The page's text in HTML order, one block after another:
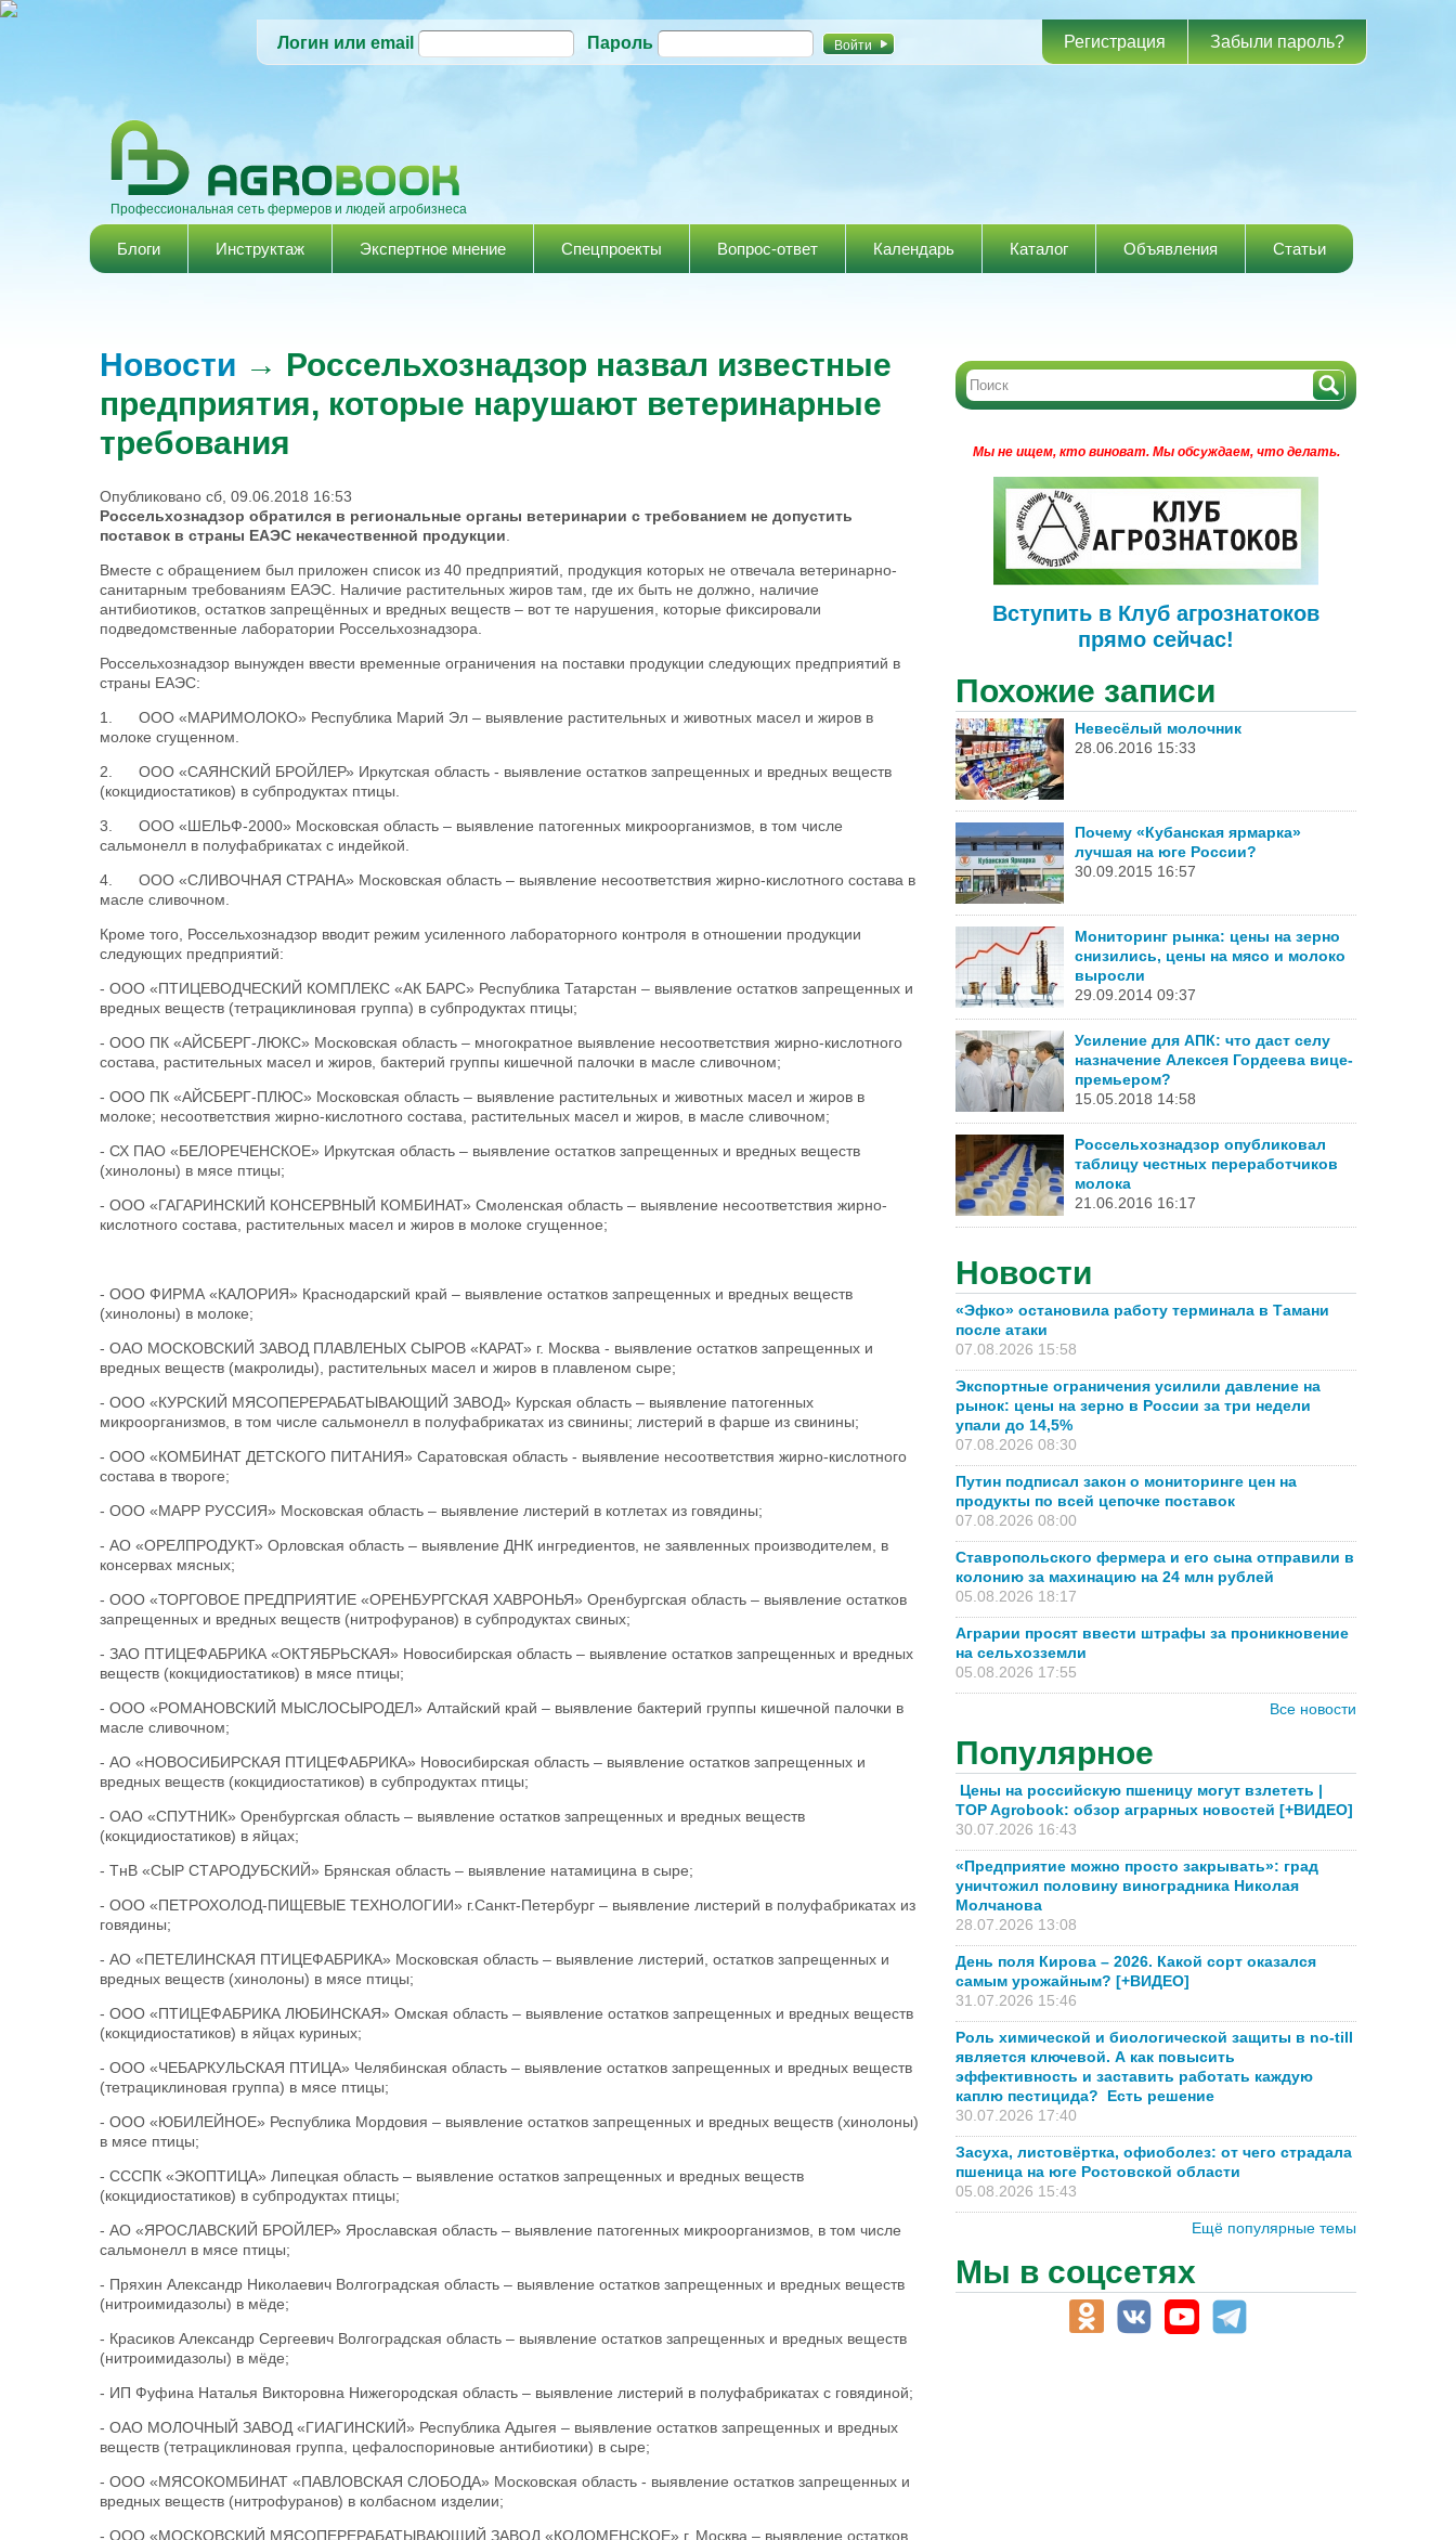
Перейти к
содержанию
Логин или email Пароль Регистрация Забыли пароль?
Профессиональная сеть фермеров и людей агробизнеса
Главное меню
Блоги Инструктаж Экспертное мнение Спецпроекты Вопрос-ответ Календарь Каталог Объявления Статьи
Новости → Россельхознадзор назвал известные
предприятия, которые нарушают ветеринарные
требования
Опубликовано сб, 09.06.2018 16:53
Россельхознадзор обратился в региональные органы ветеринарии с требованием не допустить
поставок в страны ЕАЭС некачественной продукции
Вместе с обращением был приложен список из 40 предприятий, продукция которых не отвечала ветеринарно-
санитарным требованиям ЕАЭС. Наличие растительных жиров там, где их быть не должно, наличие
антибиотиков, остатков запрещённых и вредных веществ – вот те нарушения, которые фиксировали
подведомственные лаборатории Россельхознадзора.
Россельхознадзор вынужден ввести временные ограничения на поставки продукции следующих предприятий в
страны ЕАЭС:
1. ООО «МАРИМОЛОКО» Республика Марий Эл – выявление растительных и животных масел и жиров в
молоке сгущенном.
2. ООО «САЯНСКИЙ БРОЙЛЕР» Иркутская область - выявление остатков запрещенных и вредных веществ
(кокцидиостатиков) в субпродуктах птицы.
3. ООО «ШЕЛЬФ-2000» Московская область – выявление патогенных микроорганизмов, в том числе
сальмонелл в полуфабрикатах с индейкой.
4. ООО «СЛИВОЧНАЯ СТРАНА» Московская область – выявление несоответствия жирно-кислотного состава в
масле сливочном.
Кроме того, Россельхознадзор вводит режим усиленного лабораторного контроля в отношении продукции
следующих предприятий:
- ООО «ПТИЦЕВОДЧЕСКИЙ КОМПЛЕКС «АК БАРС» Республика Татарстан – выявление остатков запрещенных и
вредных веществ (тетрациклиновая группа) в субпродуктах птицы;
- ООО ПК «АЙСБЕРГ-ЛЮКС» Московская область – многократное выявление несоответствия жирно-кислотного
состава, растительных масел и жиров, бактерий группы кишечной палочки в масле сливочном;
- ООО ПК «АЙСБЕРГ-ПЛЮС» Московская область – выявление растительных и животных масел и жиров в
молоке; несоответствия жирно-кислотного состава, растительных масел и жиров, в масле сливочном;
- СХ ПАО «БЕЛОРЕЧЕНСКОЕ» Иркутская область – выявление остатков запрещенных и вредных веществ
(хинолоны) в мясе птицы;
- ООО «ГАГАРИНСКИЙ КОНСЕРВНЫЙ КОМБИНАТ» Смоленская область – выявление несоответствия жирно-
кислотного состава, растительных масел и жиров в молоке сгущенное;
- ООО ФИРМА «КАЛОРИЯ» Краснодарский край – выявление остатков запрещенных и вредных веществ
(хинолоны) в молоке;
- ОАО МОСКОВСКИЙ ЗАВОД ПЛАВЛЕНЫХ СЫРОВ «КАРАТ» г. Москва - выявление остатков запрещенных и
вредных веществ (макролиды), растительных масел и жиров в плавленом сыре;
- ООО «КУРСКИЙ МЯСОПЕРЕРАБАТЫВАЮЩИЙ ЗАВОД» Курская область – выявление патогенных
микроорганизмов, в том числе сальмонелл в полуфабрикатах из свинины; листерий в фарше из свинины;
- ООО «КОМБИНАТ ДЕТСКОГО ПИТАНИЯ» Саратовская область - выявление несоответствия жирно-кислотного
состава в твороге;
- ООО «МАРР РУССИЯ» Московская область – выявление листерий в котлетах из говядины;
- АО «ОРЕЛПРОДУКТ» Орловская область – выявление ДНК ингредиентов, не заявленных производителем, в
консервах мясных;
- ООО «ТОРГОВОЕ ПРЕДПРИЯТИЕ «ОРЕНБУРГСКАЯ ХАВРОНЬЯ» Оренбургская область – выявление остатков
запрещенных и вредных веществ (нитрофуранов) в субпродуктах свиных;
- ЗАО ПТИЦЕФАБРИКА «ОКТЯБРЬСКАЯ» Новосибирская область – выявление остатков запрещенных и вредных
веществ (кокцидиостатиков) в мясе птицы;
- ООО «РОМАНОВСКИЙ МЫСЛОСЫРОДЕЛ» Алтайский край – выявление бактерий группы кишечной палочки в
масле сливочном;
- АО «НОВОСИБИРСКАЯ ПТИЦЕФАБРИКА» Новосибирская область – выявление остатков запрещенных и
вредных веществ (кокцидиостатиков) в субпродуктах птицы;
- ОАО «СПУТНИК» Оренбургская область – выявление остатков запрещенных и вредных веществ
(кокцидиостатиков) в яйцах;
- ТнВ «СЫР СТАРОДУБСКИЙ» Брянская область – выявление натамицина в сыре;
- ООО «ПЕТРОХОЛОД-ПИЩЕВЫЕ ТЕХНОЛОГИИ» г.Санкт-Петербург – выявление листерий в полуфабрикатах из
говядины;
- АО «ПЕТЕЛИНСКАЯ ПТИЦЕФАБРИКА» Московская область – выявление листерий, остатков запрещенных и
вредных веществ (хинолоны) в мясе птицы;
- ООО «ПТИЦЕФАБРИКА ЛЮБИНСКАЯ» Омская область – выявление остатков запрещенных и вредных веществ
(кокцидиостатиков) в яйцах куриных;
- ООО «ЧЕБАРКУЛЬСКАЯ ПТИЦА» Челябинская область – выявление остатков запрещенных и вредных веществ
(тетрациклиновая группа) в мясе птицы;
- ООО «ЮБИЛЕЙНОЕ» Республика Мордовия – выявление остатков запрещенных и вредных веществ (хинолоны)
в мясе птицы;
- СССПК «ЭКОПТИЦА» Липецкая область – выявление остатков запрещенных и вредных веществ
(кокцидиостатиков) в субпродуктах птицы;
- АО «ЯРОСЛАВСКИЙ БРОЙЛЕР» Ярославская область – выявление патогенных микроорганизмов, в том числе
сальмонелл в мясе птицы;
- Пряхин Александр Николаевич Волгоградская область – выявление остатков запрещенных и вредных веществ
(нитроимидазолы) в мёде;
- Красиков Александр Сергеевич Волгоградская область – выявление остатков запрещенных и вредных веществ
(нитроимидазолы) в мёде;
- ИП Фуфина Наталья Викторовна Нижегородская область – выявление листерий в полуфабрикатах с говядиной;
- ОАО МОЛОЧНЫЙ ЗАВОД «ГИАГИНСКИЙ» Республика Адыгея – выявление остатков запрещенных и вредных
веществ (тетрациклиновая группа, цефалоспориновые антибиотики) в сыре;
- ООО «МЯСОКОМБИНАТ «ПАВЛОВСКАЯ СЛОБОДА» Московская область - выявление остатков запрещенных и
вредных веществ (нитрофуранов) в колбасном изделии;
- ООО «МОСКОВСКИЙ МЯСОПЕРЕРАБАТЫВАЮЩИЙ ЗАВОД «КОЛОМЕНСКОЕ» г. Москва – выявление остатков
Мы не ищем, кто виноват. Мы обсуждаем, что делать.
Вступить в Клуб агрознатоков
прямо сейчас!
Похожие записи
Невесёлый молочник
28.06.2016 15:33
Почему «Кубанская ярмарка»
лучшая на юге России?
30.09.2015 16:57
Мониторинг рынка: цены на зерно
снизились, цены на мясо и молоко
выросли
29.09.2014 09:37
Усиление для АПК: что даст селу
назначение Алексея Гордеева вице-
премьером?
15.05.2018 14:58
Россельхознадзор опубликовал
таблицу честных переработчиков
молока
21.06.2016 16:17
Новости
«Эфко» остановила работу терминала в Тамани
после атаки
07.08.2026 15:58
Экспортные ограничения усилили давление на
рынок: цены на зерно в России за три недели
упали до 14,5%
07.08.2026 08:30
Путин подписал закон о мониторинге цен на
продукты по всей цепочке поставок
07.08.2026 08:00
Ставропольского фермера и его сына отправили в
колонию за махинацию на 24 млн рублей
05.08.2026 18:17
Аграрии просят ввести штрафы за проникновение
на сельхозземли
05.08.2026 17:55
Все новости
Популярное
Цены на российскую пшеницу могут взлететь |
TOP Agrobook: обзор аграрных новостей [+ВИДЕО]
30.07.2026 16:43
«Предприятие можно просто закрывать»: град
уничтожил половину виноградника Николая
Молчанова
28.07.2026 13:08
День поля Кирова – 2026. Какой сорт оказался
самым урожайным? [+ВИДЕО]
31.07.2026 15:46
Роль химической и биологической защиты в no-till
является ключевой. А как повысить
эффективность и заставить работать каждую
каплю пестицида? Есть решение
30.07.2026 17:40
Засуха, листовёртка, офиоболез: от чего страдала
пшеница на юге Ростовской области
05.08.2026 15:43
Ещё популярные темы
Мы в соцсетях